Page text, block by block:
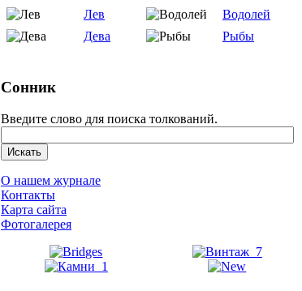
Лев
Водолей
Дева
Рыбы
Сонник
Введите слово для поиска толкований.
О нашем журнале
Контакты
Карта сайта
Фотогалерея